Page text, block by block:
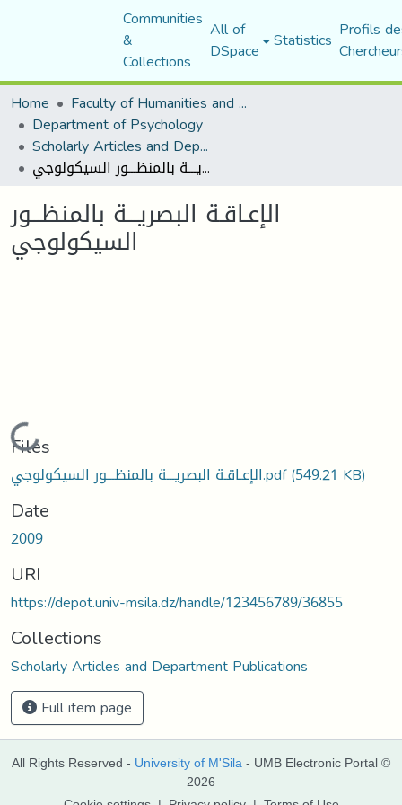
Communities
&
Collections
All of
DSpace Statistics Profils
Home
Faculty of Humanities and Social Sciences
Department of Psychology
Scholarly Articles and Department Publications
الإعـاقـة البصريـــة بالمنظـــور السيكولوجي
الإعـاقـة البصريـــة بالمنظـــور
السيكولوجي
Loading...
Files
الإعـاقـة البصريـــة بالمنظـــور السيكولوجي.pdf(549.21 KB)
Date
2009
URI
https://depot.univ-msila.dz/handle/123456789/36855
Collections
Scholarly Articles and Department Publications
Full item page
All Rights Reserved - University of M'Sila - UMB Electronic Portal ©
2026